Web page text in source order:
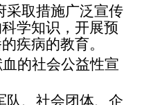
采取措施广泛宣传
学知识，开展预
疾病的教育。
的社会公益性宣
队、社会团体、企